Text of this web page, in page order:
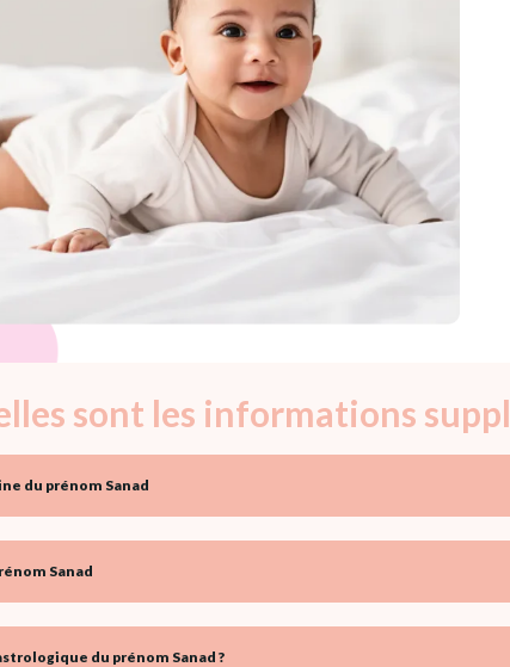
sont les informations
du prénom Sanad
Sanad
du prénom Sanad ?